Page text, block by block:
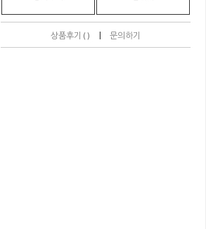
상품후기 ( ) | 문의하기